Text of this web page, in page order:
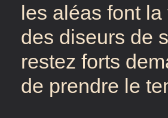
les aléas font la
des diseurs de
restez forts
de prendre le